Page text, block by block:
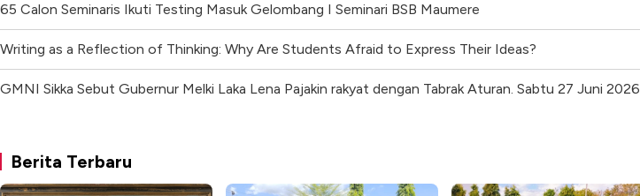
65 Calon Seminaris Ikuti Testing Masuk Gelombang I Seminari BSB Maumere
Writing as a Reflection of Thinking: Why Are Students Afraid to Express Their Ideas?
GMNI Sikka Sebut Gubernur Melki Laka Lena Pajakin rakyat dengan Tabrak Aturan. Sabtu 27 Juni 2026
Berita Terbaru